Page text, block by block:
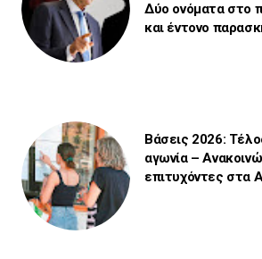
Δύο ονόματα στο
και έντονο
Βάσεις 2026:
αγωνία –
επιτυχόντες στα